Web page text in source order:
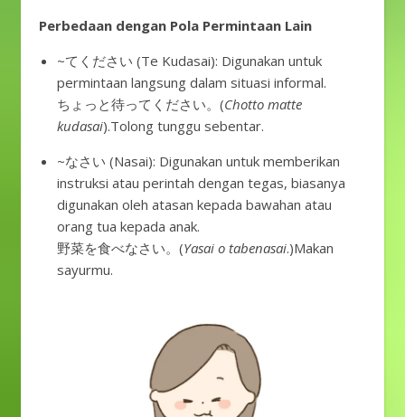
Perbedaan dengan Pola Permintaan Lain
~てください (Te Kudasai): Digunakan untuk
permintaan langsung dalam situasi informal.
ちょっと待ってください。(Chotto matte
kudasai).Tolong tunggu sebentar.
~なさい (Nasai): Digunakan untuk memberikan
instruksi atau perintah dengan tegas, biasanya
digunakan oleh atasan kepada bawahan atau
orang tua kepada anak.
野菜を食べなさい。(Yasai o tabenasai.)Makan
sayurmu.